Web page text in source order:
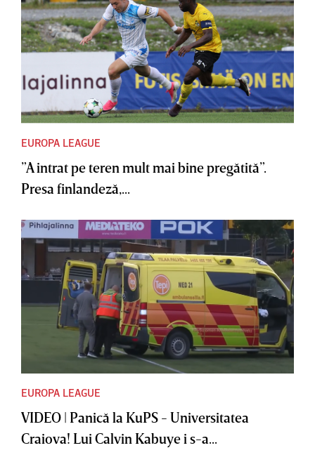
EUROPA LEAGUE
”A intrat pe teren mult mai bine pregătită”.
Presa finlandeză,...
EUROPA LEAGUE
VIDEO | Panică la KuPS - Universitatea
Craiova! Lui Calvin Kabuye i s-a...